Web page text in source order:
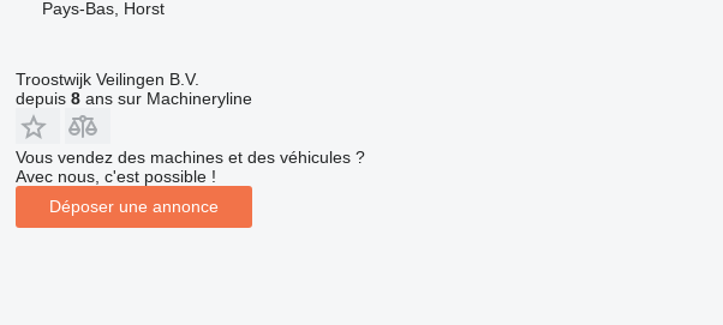
Pays-Bas, Horst
Troostwijk Veilingen B.V.
depuis 8ans sur Machineryline
Vous vendez des machines et des véhicules ?
Avec nous, c'est possible !
Déposer une annonce